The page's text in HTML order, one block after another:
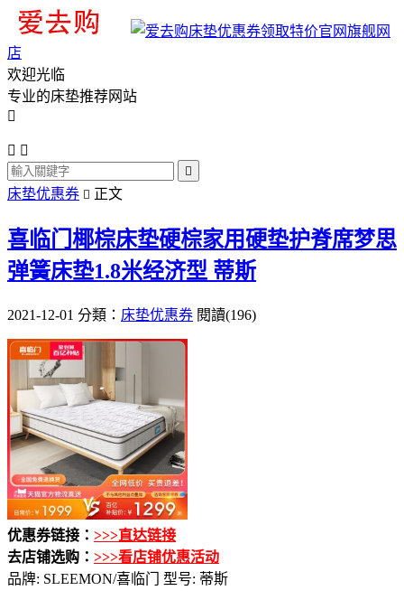
旗舰网
店
欢迎光临
专业的床垫推荐网站

 

床垫优惠券  正文
喜临门椰棕床垫硬棕家用硬垫护脊席梦思
弹簧床垫1.8米经济型 蒂斯
2021-12-01 分類： 床垫优惠券 閱讀(196)
优惠券链接： >>>直达链接
去店铺选购： >>>看店铺优惠活动
品牌: SLEEMON/喜临门 型号: 蒂斯